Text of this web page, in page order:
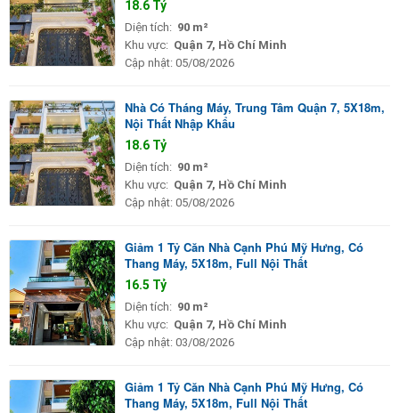
18.6 Tỷ
Diện tích: 90 m²
Khu vực: Quận 7, Hồ Chí Minh
Cập nhật: 05/08/2026
Nhà Có Tháng Máy, Trung Tâm Quận 7, 5X18m,
Nội Thất Nhập Khẩu
18.6 Tỷ
Diện tích: 90 m²
Khu vực: Quận 7, Hồ Chí Minh
Cập nhật: 05/08/2026
Giảm 1 Tỷ Căn Nhà Cạnh Phú Mỹ Hưng, Có
Thang Máy, 5X18m, Full Nội Thất
16.5 Tỷ
Diện tích: 90 m²
Khu vực: Quận 7, Hồ Chí Minh
Cập nhật: 03/08/2026
Giảm 1 Tỷ Căn Nhà Cạnh Phú Mỹ Hưng, Có
Thang Máy, 5X18m, Full Nội Thất